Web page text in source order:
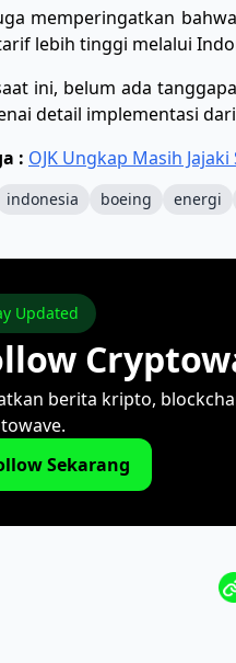
memperingatkan
lebih tinggi melalui
ini, belum ada
detail implementasi
: OJK Ungkap Masih
indonesia boeing energi
Updated
berita kripto,
Sekarang